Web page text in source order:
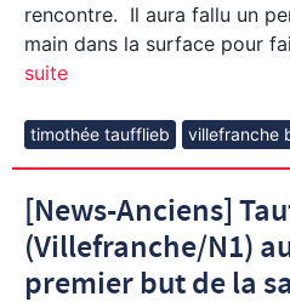
rencontre. Il aura fallu un
main dans la surface pour
suite
timothée taufflieb villefranche
[News-Anciens]
(Villefranche/N1)
premier but de la